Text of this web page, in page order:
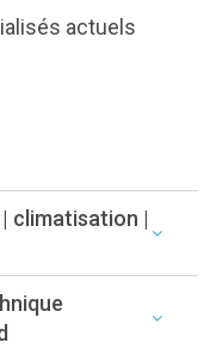
actuels
climatisation |